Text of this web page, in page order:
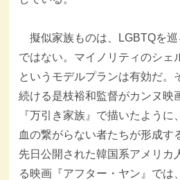
擬似家族ものは、LGBTQを巡
ではない。マイノリティのシェ
というモデルプランは有効だ。
続ける是枝裕和監督がカンヌ映
『万引き家族』で描いたように
血の繋がらない者たちが形成す
先日公開された韓国系アメリカ
る映画『アフター・ヤン』では